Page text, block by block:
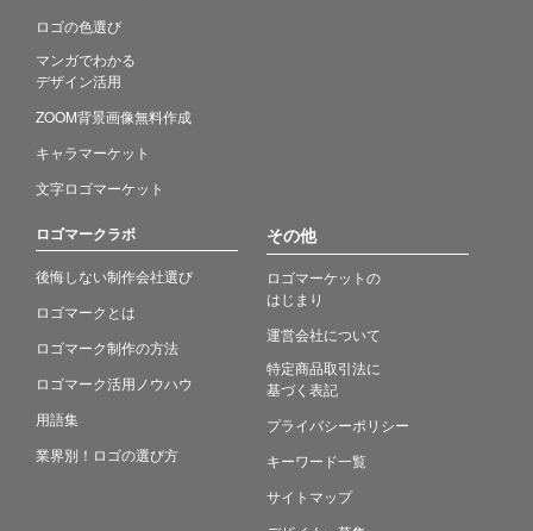
ロゴの色選び
マンガでわかる
デザイン活用
ZOOM背景画像無料作成
キャラマーケット
文字ロゴマーケット
ロゴマークラボ
後悔しない制作会社選び
ロゴマークとは
ロゴマーク制作の方法
ロゴマーク活用ノウハウ
用語集
業界別！ロゴの選び方
その他
ロゴマーケットの
はじまり
運営会社について
特定商品取引法に
基づく表記
プライバシーポリシー
キーワード一覧
サイトマップ